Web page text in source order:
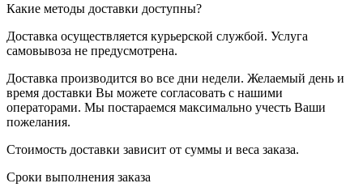
Какие методы доставки доступны?
Доставка осуществляется курьерской службой. Услуга
самовывоза не предусмотрена.
Доставка производится во все дни недели. Желаемый день и
время доставки Вы можете согласовать с нашими
операторами. Мы постараемся максимально учесть Ваши
пожелания.
Стоимость доставки зависит от суммы и веса заказа.
Сроки выполнения заказа